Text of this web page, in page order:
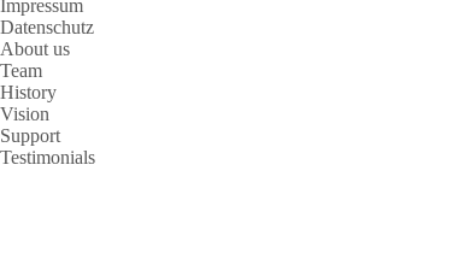
Impressum
Datenschutz
About us
Team
History
Vision
Support
Testimonials